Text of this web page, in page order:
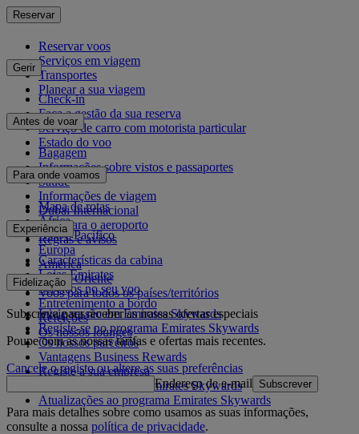
Reservar
Reservar voos
Serviços em viagem
Transportes
Planear a sua viagem
Gerir
Check-in
Faça a gestão da sua reserva
Serviço de carro com motorista particular
Estado do voo
Antes de voar
Bagagem
Informações sobre vistos e passaportes
Saúde
Informações de viagem
Dubai Internacional
De e para o aeroporto
Regras e avisos
Para onde voamos
Mapa de rotas
África
Ásia e Pacífico
Europa
América
Médio Oriente
Voos para todos os países/territórios
Experiência
Características da cabina
Lojas Emirates
Serviços no seu voo
Entretenimento a bordo
Refeições
Os nossos lounges
Fidelização
Inicie sessão em Emirates Skywards
Registe-se no programa Emirates Skywards
Os nossos parceiros
Vantagens Business Rewards
Registe a sua empresa
Regras do programa Emirates Skywards
Atualizações ao programa Emirates Skywards
Subscreva para receber as nossas ofertas especiais
Poupe com as nossas tarifas e ofertas mais recentes.
Cancele o registo ou altere as suas preferências
Endereço de e-mail
Subscrever
Para mais detalhes sobre como usamos as suas informações,
consulte a nossa política de privacidade.